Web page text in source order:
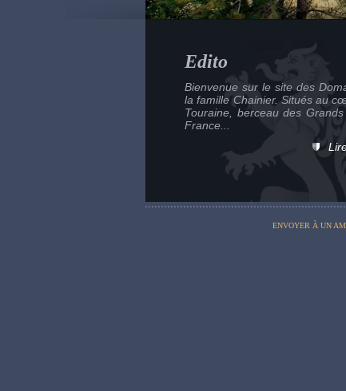
Edito
Bienvenue sur le site des
la famille Chainier. Situés au
Touraine, berceau des
France...
ENVOYER À UN